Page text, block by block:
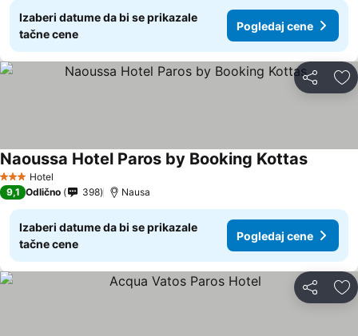
Izaberi datume da bi se prikazale
tačne cene
Pogledaj cene
Deli
3 Zvezdice
Hotel
Naoussa Hotel Paros by Booking Kottas
9,1 Odlično 398 Nausa
Izaberi datume da bi se prikazale
tačne cene
Pogledaj cene
Deli